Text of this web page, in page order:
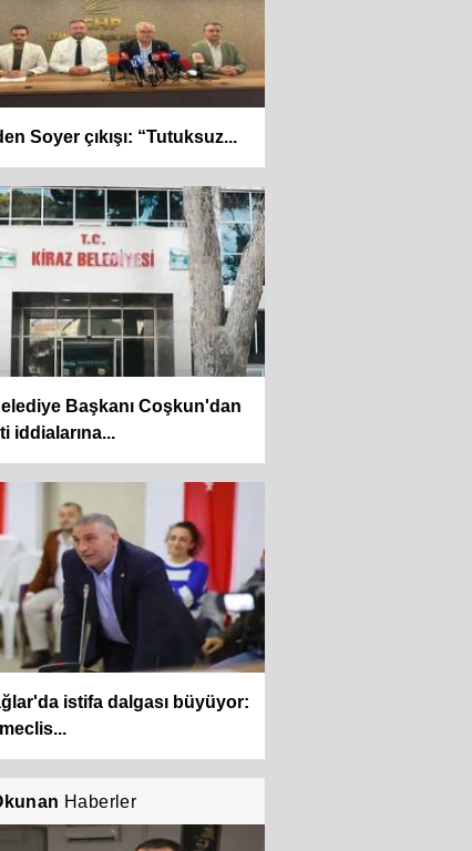
Soyer çıkışı: “Tutuksuz...
Başkanı Coşkun'dan
iddialarına...
istifa dalgası büyüyor:
Haberler